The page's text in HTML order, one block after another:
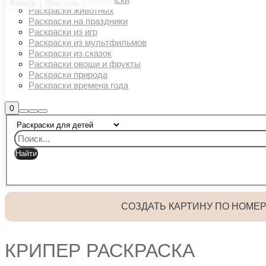
Раскраски животных
Раскраски на праздники
Раскраски из игр
Раскраски из мультфильмов
Раскраски из сказок
Раскраски овощи и фрукты
Раскраски природа
Раскраски времена года
0Боковая
панель
магазина
Найти
Больше
информации
Главное
меню
СОЗДАТЬ КАРТИНУ ПО
КРИПЕР РАСКРАСКА